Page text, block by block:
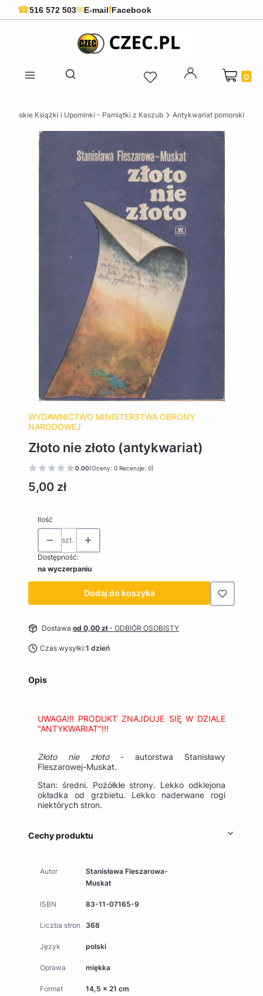
☎516 572 503✉E-mailfFacebook
Otwórz wyszukiwarkę
Produkty
Książki i Upominki - Pamiątki z Kaszub Antykwariat pomorski
WYDAWNICTWO MINISTERSTWA OBRONY
NARODOWEJ
Złoto nie złoto (antykwariat)
0.00(Oceny: 0 Recenzje: 0)
Cena
5,00 zł
Ilość
szt.
Dostępność:
na wyczerpaniu
Dodaj do koszyka
Dostawa od 0,00 zł- ODBIÓR OSOBISTY
Czas wysyłki:1 dzień
Opis
UWAGA!!! PRODUKT ZNAJDUJE SIĘ W DZIALE
"ANTYKWARIAT"!!!
Złoto nie złoto- autorstwa Stanisławy
Fleszarowej-Muskat.
Stan: średni. Pożółkłe strony. Lekko odklejona
okładka od grzbietu. Lekko naderwane rogi
niektórych stron.
Cechy produktu
Autor
Stanisława Fleszarowa-
Muskat
ISBN 83-11-07165-9
Liczba stron 368
Język polski
Oprawa miękka
Format 14,5 x 21 cm